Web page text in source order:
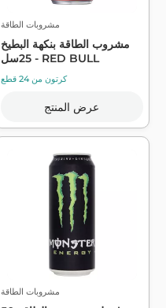
مشروبات الطاقة
مشروب الطاقة بنكهة البطيخ
25سل - RED BULL
كرتون من 24 قطع
عرض المنتج
مشروبات الطاقة